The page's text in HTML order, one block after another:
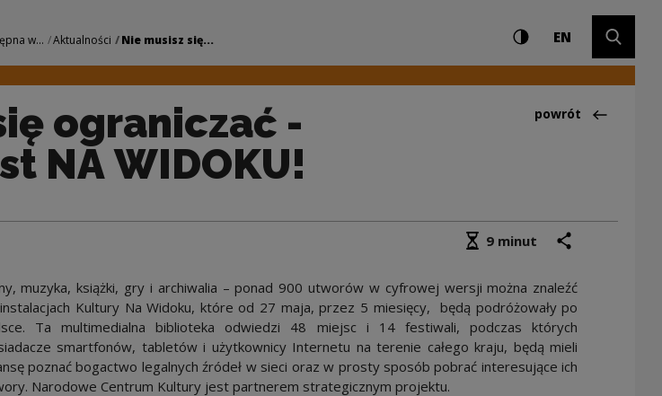
KULTURA jest NA WIDOKU! |
w... Aktualności Nie musisz się... Ustawienia iWysoki kontrast
ENCHANGE
ograniczać -
NA WIDOKU!
Powrót
powrót
Średni czas czytania
9 minut
muzyka, książki, gry i archiwalia – ponad 900 utworów w cyfrowej wersji można znaleźć
Kultury Na Widoku, które od 27 maja, przez 5 miesięcy, będą podróżowały po
Ta multimedialna biblioteka odwiedzi 48 miejsc i 14 festiwali, podczas których
smartfonów, tabletów i użytkownicy Internetu na terenie całego kraju, będą mieli
poznać bogactwo legalnych źródeł w sieci oraz w prosty sposób pobrać interesujące ich
Narodowe Centrum Kultury jest partnerem strategicznym projektu.